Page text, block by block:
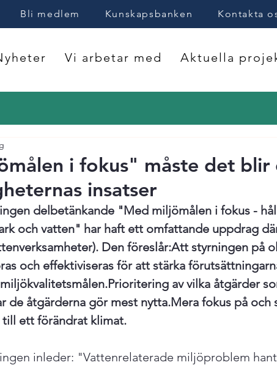
Bli medlem Kunskapsbanken Kontakta
Vi arbetar med Aktuella
i fokus" måste det blir
insatser
delbetänkande "Med miljömålen i fokus -
och vatten" har haft ett omfattande uppdrag
Den föreslår:Att styrningen på
och effektiviseras för att stärka
Prioritering av vilka åtgärder
de åtgärderna gör mest nytta.Mera fokus på och
till ett förändrat klimat.
inleder: "Vattenrelaterade miljöproblem